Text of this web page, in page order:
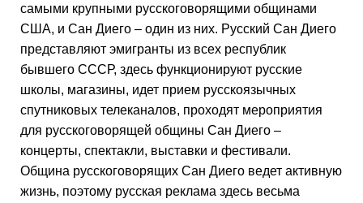
самыми крупными русскоговорящими общинами
США, и Сан Диего – один из них. Русский Сан Диего
представляют эмигранты из всех республик
бывшего СССР, здесь функционируют русские
школы, магазины, идет прием русскоязычных
спутниковых телеканалов, проходят мероприятия
для русскоговорящей общины Сан Диего –
концерты, спектакли, выставки и фестивали.
Община русскоговорящих Сан Диего ведет активную
жизнь, поэтому русская реклама здесь весьма